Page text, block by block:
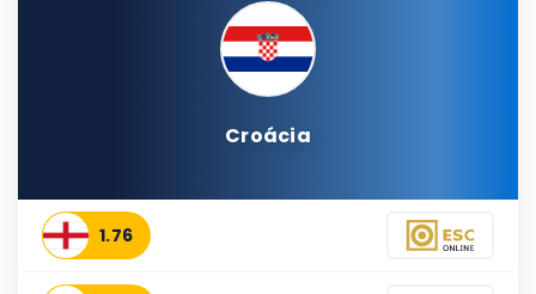
Croácia
1.76